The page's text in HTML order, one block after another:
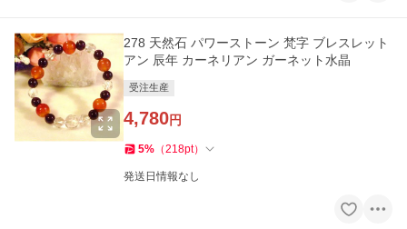
278 天然石 パワーストーン 梵字 ブレスレット
アン 辰年 カーネリアン ガーネット水晶
受注生産
4,780円
5% （218pt）
発送日情報なし